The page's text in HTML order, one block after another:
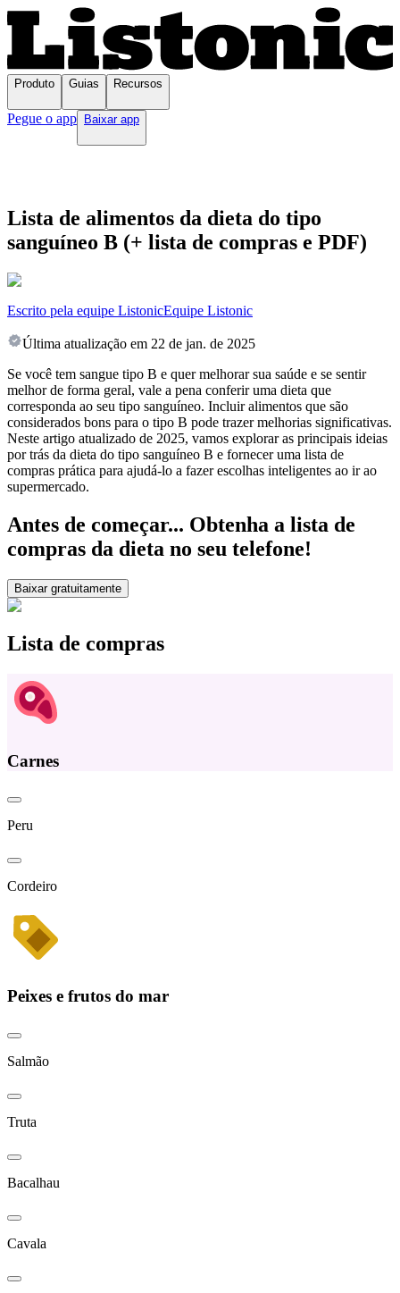
Produto Guias Recursos
Pegue o app Baixar app
Lista de alimentos da dieta do tipo
sanguíneo B (+ lista de compras e PDF)
Escrito pela equipe ListonicEquipe Listonic
Última atualização em 22 de jan. de 2025
Se você tem sangue tipo B e quer melhorar sua saúde e se sentir
melhor de forma geral, vale a pena conferir uma dieta que
corresponda ao seu tipo sanguíneo. Incluir alimentos que são
considerados bons para o tipo B pode trazer melhorias significativas.
Neste artigo atualizado de 2025, vamos explorar as principais ideias
por trás da dieta do tipo sanguíneo B e fornecer uma lista de
compras prática para ajudá-lo a fazer escolhas inteligentes ao ir ao
supermercado.
Antes de começar... Obtenha a lista de
compras da dieta no seu telefone!
Baixar gratuitamente
Lista de compras
Carnes
Peru
Cordeiro
Peixes e frutos do mar
Salmão
Truta
Bacalhau
Cavala